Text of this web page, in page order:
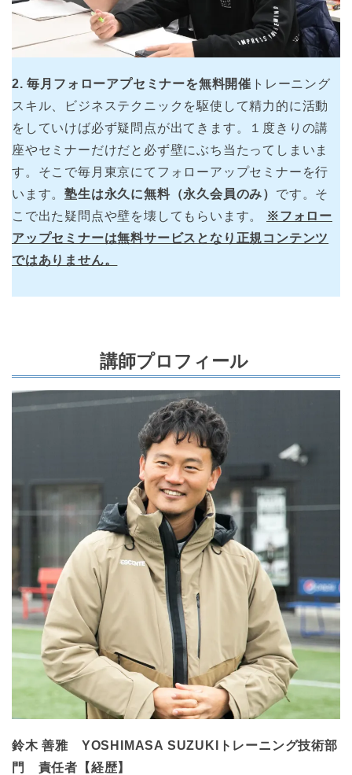
2. 毎月フォローアプセミナーを無料開催 トレーニング
スキル、ビジネステクニックを駆使して精力的に活動
をしていけば必ず疑問点が出てきます。１度きりの講
座やセミナーだけだと必ず壁にぶち当たってしまいま
す。そこで毎月東京にてフォローアップセミナーを行
います。塾生は永久に無料（永久会員のみ） です。そ
こで出た疑問点や壁を壊してもらいます。
※フォロー
アップセミナーは無料サービスとなり正規コンテンツ
ではありません。
講師プロフィール
鈴木 善雅 YOSHIMASA SUZUKIトレーニング技術部
門 責任者【経歴】